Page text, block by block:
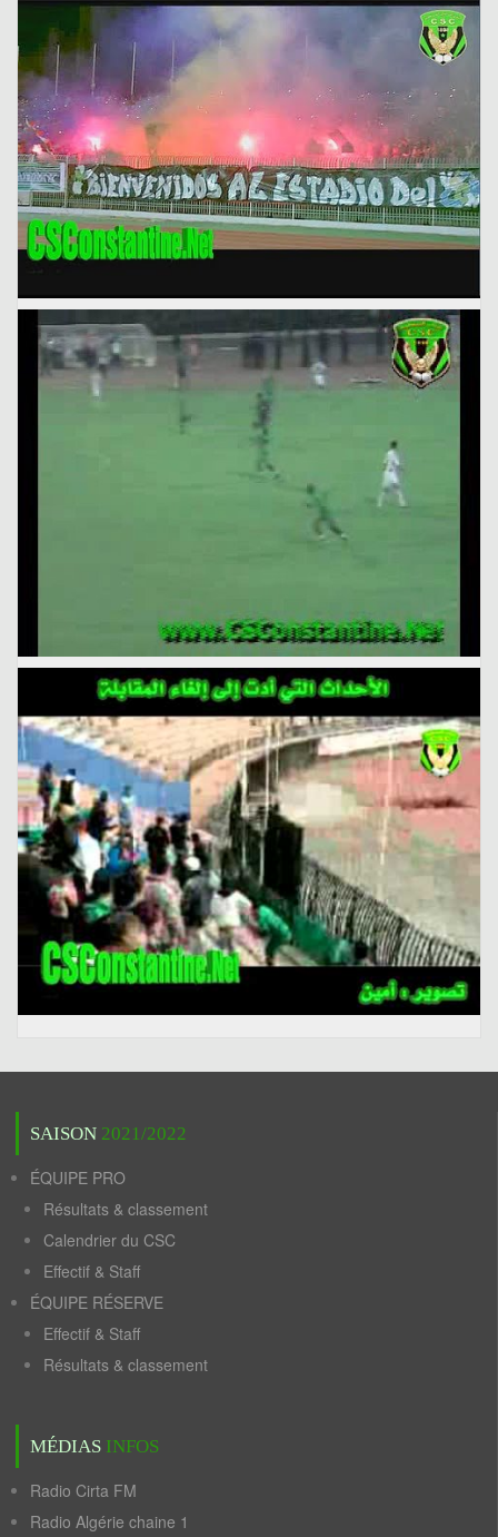
SAISON 2021/2022
ÉQUIPE PRO
Résultats & classement
Calendrier du CSC
Effectif & Staff
ÉQUIPE RÉSERVE
Effectif & Staff
Résultats & classement
MÉDIAS INFOS
Radio Cirta FM
Radio Algérie chaine 1